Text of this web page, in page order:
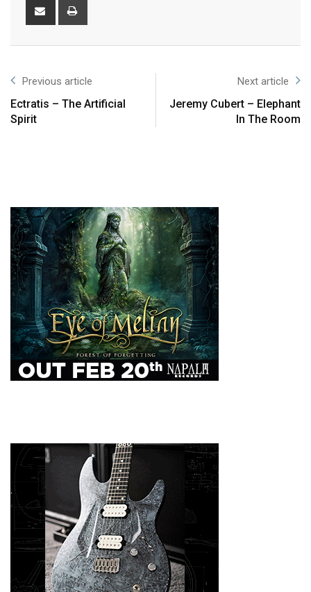
Previous article
Ectratis – The Artificial
Spirit
Next article
Jeremy Cubert – Elephant
In The Room